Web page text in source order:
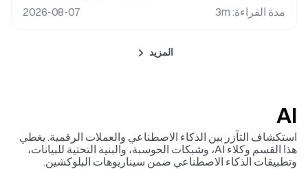
مدة القراءة:
3m
2026-08-07
المزيد
AI
استكشاف التآزر بين الذكاء الاصطناعي والعملات الرقمية. يغطي
هذا القسم وكلاء AI، وشبكات الحوسبة، والبنية التحتية للبيانات،
وتطبيقات الذكاء الاصطناعي ضمن سيناريوهات البلوكشين.